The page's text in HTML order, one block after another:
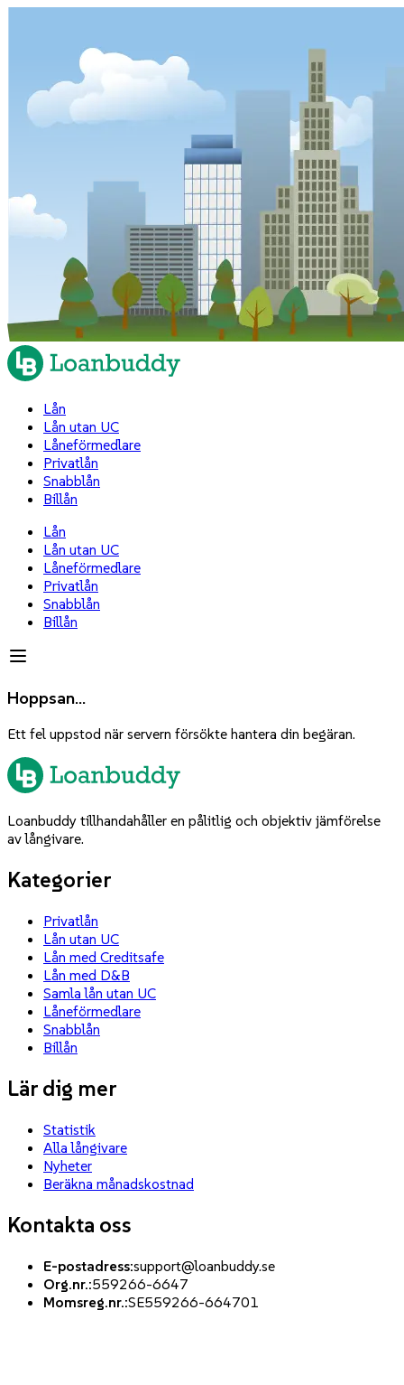
Lån
Lån utan UC
Låneförmedlare
Privatlån
Snabblån
Billån
Lån
Lån utan UC
Låneförmedlare
Privatlån
Snabblån
Billån
Hoppsan...
Ett fel uppstod när servern försökte hantera din begäran.
Loanbuddy tillhandahåller en pålitlig och objektiv jämförelse
av långivare.
Kategorier
Privatlån
Lån utan UC
Lån med Creditsafe
Lån med D&B
Samla lån utan UC
Låneförmedlare
Snabblån
Billån
Lär dig mer
Statistik
Alla långivare
Nyheter
Beräkna månadskostnad
Kontakta oss
E-postadress:support@loanbuddy.se
Org.nr.:559266-6647
Momsreg.nr.:SE559266-664701